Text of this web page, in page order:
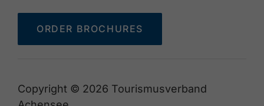
ORDER BROCHURES
Copyright © 2026 Tourismusverband